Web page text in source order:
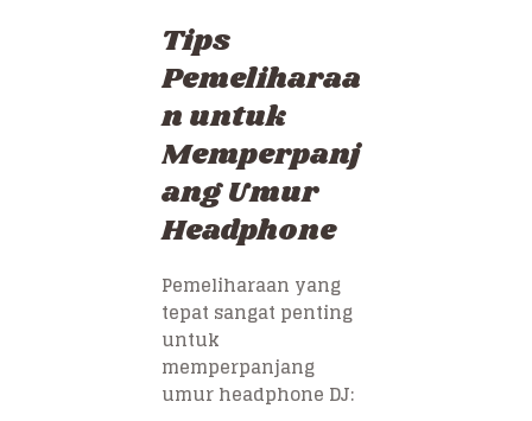
Tips
Pemeliharaa
n untuk
Memperpanj
ang Umur
Headphone
Pemeliharaan yang
tepat sangat penting
untuk
memperpanjang
umur headphone DJ: